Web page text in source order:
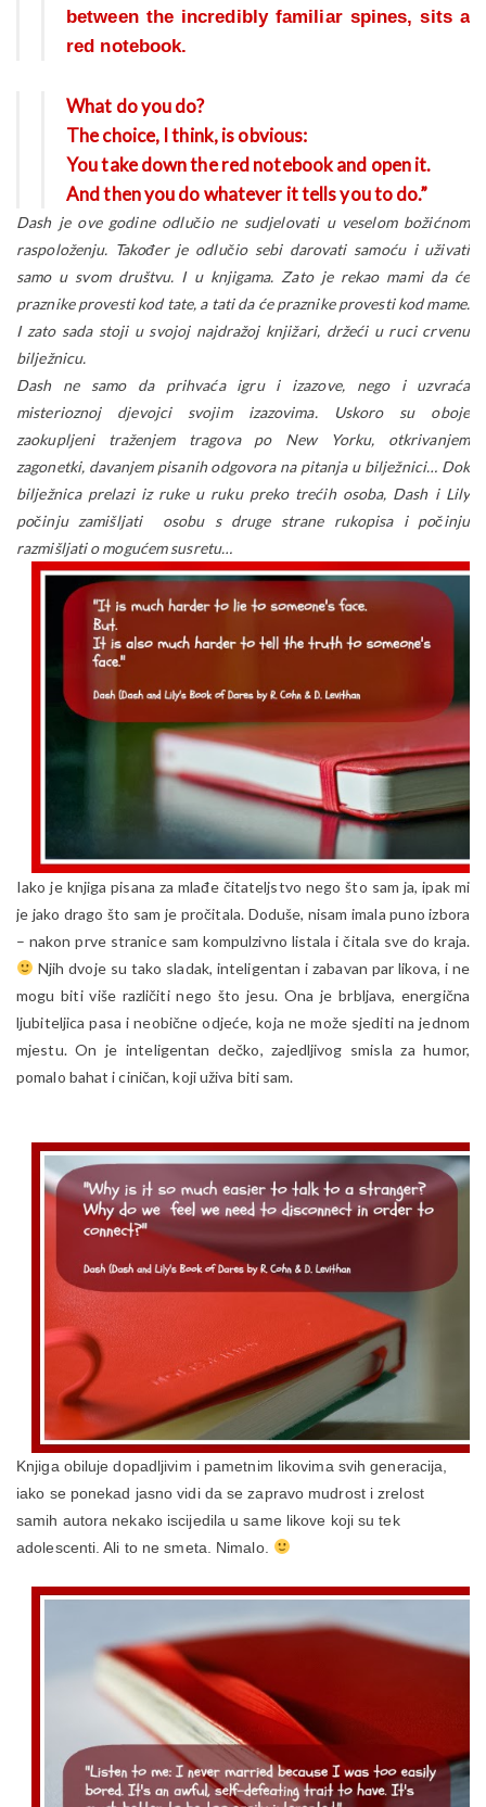
between the incredibly familiar spines, sits a
red notebook.
What do you do?
The choice, I think, is obvious:
You take down the red notebook and open it.
And then you do whatever it tells you to do.”
Dash je ove godine odlučio ne sudjelovati u veselom božićnom
raspoloženju. Također je odlučio sebi darovati samoću i uživati
samo u svom društvu. I u knjigama. Zato je rekao mami da će
praznike provesti kod tate, a tati da će praznike provesti kod mame.
I zato sada stoji u svojoj najdražoj knjižari, držeći u ruci crvenu
bilježnicu.
Dash ne samo da prihvaća igru i izazove, nego i uzvraća
misterioznoj djevojci svojim izazovima. Uskoro su oboje
zaokupljeni traženjem tragova po New Yorku, otkrivanjem
zagonetki, davanjem pisanih odgovora na pitanja u bilježnici… Dok
bilježnica prelazi iz ruke u ruku preko trećih osoba, Dash i Lily
počinju zamišljati osobu s druge strane rukopisa i počinju
razmišljati o mogućem susretu…
Iako je knjiga pisana za mlađe čitateljstvo nego što sam ja, ipak mi
je jako drago što sam je pročitala. Doduše, nisam imala puno izbora
– nakon prve stranice sam kompulzivno listala i čitala sve do kraja.
Njih dvoje su tako sladak, inteligentan i zabavan par likova, i ne
mogu biti više različiti nego što jesu. Ona je brbljava, energična
ljubiteljica pasa i neobične odjeće, koja ne može sjediti na jednom
mjestu. On je inteligentan dečko, zajedljivog smisla za humor,
pomalo bahat i ciničan, koji uživa biti sam.
Knjiga obiluje dopadljivim i pametnim likovima svih generacija,
iako se ponekad jasno vidi da se zapravo mudrost i zrelost
samih autora nekako iscijedila u same likove koji su tek
adolescenti. Ali to ne smeta. Nimalo.